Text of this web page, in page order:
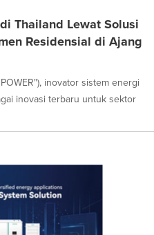
Thailand Lewat Solusi
Residensial di Ajang
inovator sistem energi
inovasi terbaru untuk sektor